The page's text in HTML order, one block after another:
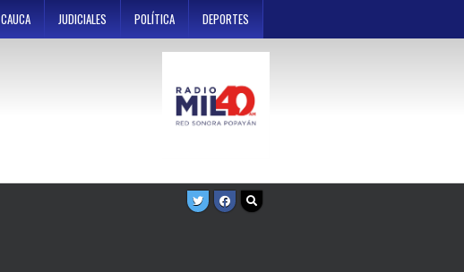
CAUCA JUDICIALES POLÍTICA DEPORTES